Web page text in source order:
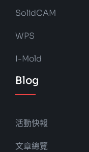
SolidCAM
WPS
I-Mold
Blog
活動快報
文章總覽